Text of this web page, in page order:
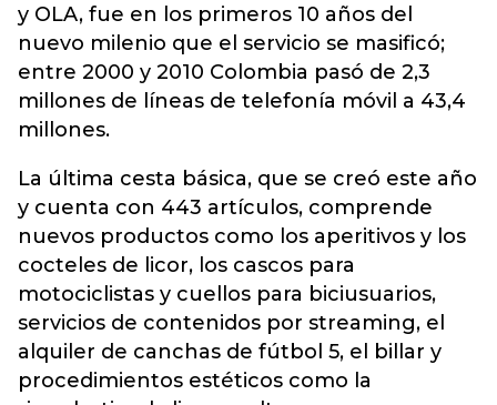
y OLA, fue en los primeros 10 años del
nuevo milenio que el servicio se masificó;
entre 2000 y 2010 Colombia pasó de 2,3
millones de líneas de telefonía móvil a 43,4
millones.
La última cesta básica, que se creó este año
y cuenta con 443 artículos, comprende
nuevos productos como los aperitivos y los
cocteles de licor, los cascos para
motociclistas y cuellos para biciusuarios,
servicios de contenidos por streaming, el
alquiler de canchas de fútbol 5, el billar y
procedimientos estéticos como la